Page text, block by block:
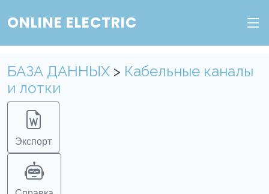
ONLINE ELECTRIC
БАЗА ДАННЫХ > Кабельные каналы
и лотки
Экспорт
Электрик" без ограничений.